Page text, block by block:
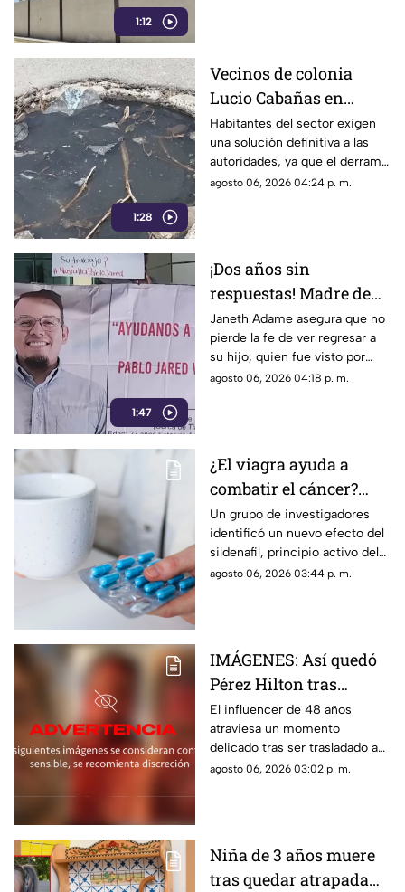
1:12
1:28
Vecinos de colonia
Lucio Cabañas en
Lerdo exigen a SAPAL
reparar constante brote
de aguas negras
Habitantes del sector exigen
una solución definitiva a las
autoridades, ya que el derrame
representa un grave foco de
agosto 06, 2026 04:24 p. m.
1:47
¡Dos años sin
respuestas! Madre de
Pablo Jared mantiene
la esperanza de
encontrarlo con vida
Janeth Adame asegura que no
pierde la fe de ver regresar a
su hijo, quien fue visto por
última vez el 30 de julio de
agosto 06, 2026 04:18 p. m.
¿El viagra ayuda a
combatir el cáncer?
Estudio revela que
podría frenar la
metástasis
Un grupo de investigadores
identificó un nuevo efecto del
sildenafil, principio activo del
viagra, que podría cambiar su
agosto 06, 2026 03:44 p. m.
IMÁGENES: Así quedó
Pérez Hilton tras
agresiones durante en
vivo de TikTok
El influencer de 48 años
atraviesa un momento
delicado tras ser trasladado a
un hospital por cuerpos de
agosto 06, 2026 03:02 p. m.
Niña de 3 años muere
tras quedar atrapada